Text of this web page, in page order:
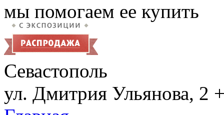
мы помогаем ее купить
Севастополь
ул. Дмитрия Ульянова, 2